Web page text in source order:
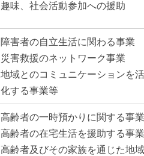
趣味、社会活動参加への援助
障害者の自立生活に関わる事業
災害救援のネットワーク事業
地域とのコミュニケーションを
化する事業等
高齢者の一時預かりに関する事業
高齢者の在宅生活を援助する事業
高齢者及びその家族を通じた地